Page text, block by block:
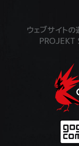
ウェブサイト
PROJEKT